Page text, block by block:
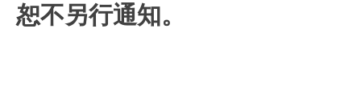
恕不另行通知。